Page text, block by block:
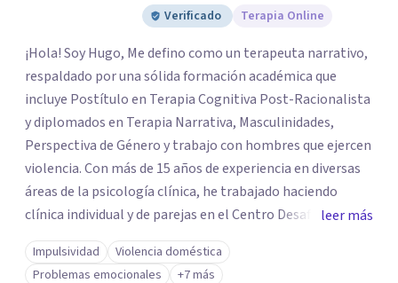
Verificado
Terapia Online
¡Hola! Soy Hugo, Me defino como un terapeuta narrativo,
respaldado por una sólida formación académica que
incluye Postítulo en Terapia Cognitiva Post-Racionalista
y diplomados en Terapia Narrativa, Masculinidades,
Perspectiva de Género y trabajo con hombres que ejercen
violencia. Con más de 15 años de experiencia en diversas
áreas de la psicología clínica, he trabajado haciendo
clínica individual y de parejas en el Centro Desafío de
Pareja y el Centro de Diálisis Renacer, coordinando el
Programa de Resocialización Para hombre que ejercen
leer más
Impulsividad
Violencia doméstica
Problemas emocionales
+7 más